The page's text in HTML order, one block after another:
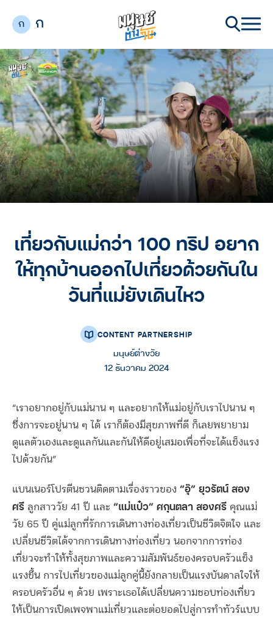
ก ก
เที่ยวกับแม่กว่า 100 ทริป อยาก
ให้ทุกบ้านออกไปเที่ยวด้วยกันใน
วันที่แม่ยังเดินไหว
CONTENT PARTNERSHIP
มนุษย์ต่างวัย
12 ธันวาคม 2024
“เราอยากอยู่กับแม่นาน ๆ และอยากให้แม่อยู่กับเราไปนาน ๆ
ซึ่งการจะอยู่นาน ๆ ได้ เราก็ต้องมีสุขภาพที่ดี ก็เลยพยายาม
ดูแลตัวเองและดูแลกันและกันให้ดีอยู่เสมอเพื่อที่จะได้แข็งแรง
ไปด้วยกัน”
แบนเนอร์โปรตีนชวนติดตามเรื่องราวของ “อุ๊” ยุวรัตน์ สอง
ศรี ลูกสาววัย 41 ปี และ “แม่แป๋ว” ศกุนตลา สองศรี คุณแม่
วัย 65 ปี คู่แม่ลูกที่รักการเดินทางท่องเที่ยวเป็นชีวิตจิตใจ และ
เปลี่ยนชีวิตได้จากการเดินทางท่องเที่ยว นอกจากการท่อง
เที่ยวจะทำให้ทั้งสุขภาพและความสัมพันธ์ของครอบครัวแข็ง
แรงขึ้น การไปเที่ยวของแม่ลูกคู่นี้ยังกลายเป็นแรงบันดาลใจให้
ครอบครัวอื่น ๆ ด้วย เพราะเธอได้เปลี่ยนความชอบท่องเที่ยว
ให้เป็นการเปิดเพจพาแม่เที่ยวและต่อยอดไปสู่การทำทัวร์แบบ